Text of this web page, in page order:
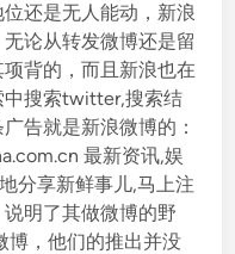
还是无人能动，新浪
论从转发微博还是留
背的，而且新浪也在
中搜索twitter,搜索结
告就是新浪微博的：
最新资讯,娱
分享新鲜事儿,马上注
明了其做微博的野
博，他们的推出并没